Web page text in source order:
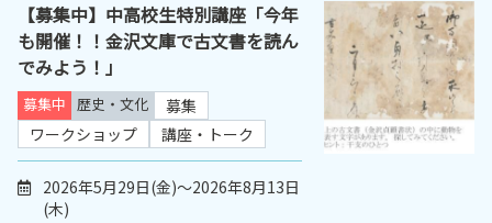
【募集中】中高校生特別講座「今年
も開催！！金沢文庫で古文書を読ん
でみよう！」
募集中 歴史・文化
募集
ワークショップ
講座・トーク
2026年5月29日(金)～2026年8月13日
(木)